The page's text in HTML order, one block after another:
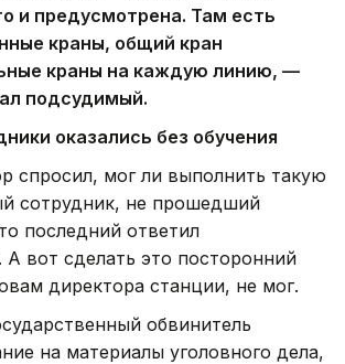
и предусмотрена. Там есть
краны, общий кран
краны на каждую линию, —
подсудимый.
оказались без обучения
спросил, мог ли выполнить такую
сотрудник, не прошедший
последний ответил
А вот сделать это посторонний
директора станции, не мог.
обвинитель
на материалы уголовного дела,